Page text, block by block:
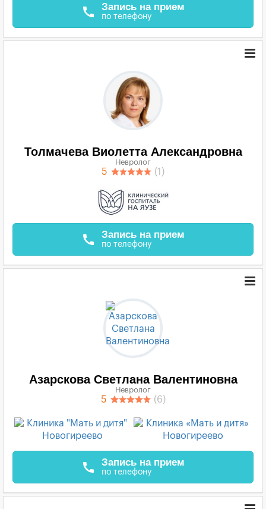
call Запись на прием
по телефону
Толмачева Виолетта Александровна
Невролог
5 (1)
call Запись на прием
по телефону
Азарскова Светлана Валентиновна
Невролог
5 (6)
call Запись на прием
по телефону